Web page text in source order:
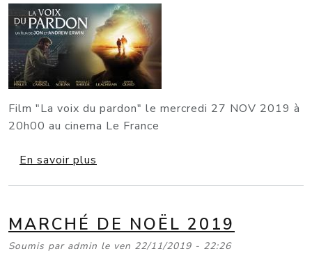
Film "La voix du pardon" le mercredi 27 NOV 2019 à
20h00 au cinema Le France
En savoir plus
MARCHÉ DE NOËL 2019
Soumis par admin le ven 22/11/2019 - 22:26